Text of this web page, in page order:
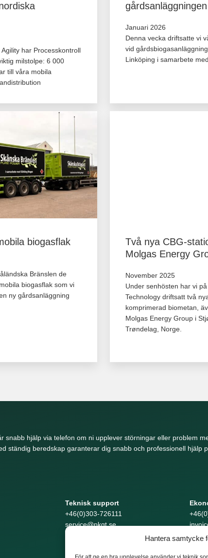
Hantera samtycke
har Processkontroll
milstolpe: 6 000
till våra mobila
Januari 2026
Denna vecka driftsatte vi
vid
Linköping i samarbete
biogasflak
Bränslen de
biogasflak som vi
ny gårdsanläggning
Två nya CBG-
Molgas Energy
November 2025
Under senhösten har vi
Technology driftsatt två
komprimerad biometan,
Molgas Energy Group i
Trøndelag, Norge.
snabb hjälp via telefon om ni upplever störningar eller problem
ständig beredskap garanterar dig snabb och professionell hjälp
Teknisk support
+46(0)303-726111
service@pkgt.se